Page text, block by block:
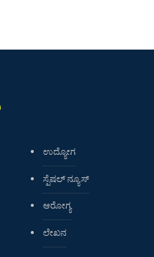
ಉದ್ಯೋಗ
ಸ್ಪೆಷಲ್ ನ್ಯೂಸ್
ಆರೋಗ್ಯ
ಲೇಖನ